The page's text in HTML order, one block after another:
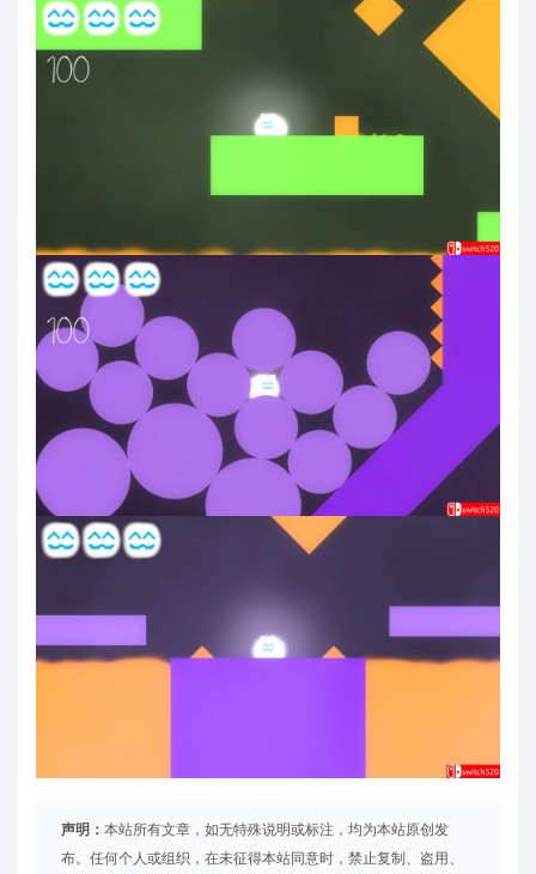
声明： 本站所有文章，如无特殊说明或标注，均为本站原创发
布。任何个人或组织，在未征得本站同意时，禁止复制、盗用、